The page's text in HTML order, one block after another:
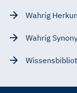
Wahrig
Wahrig